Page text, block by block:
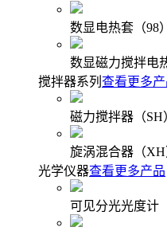
数显电热套（98
数显磁力搅拌电
搅拌器系列 查看更多产
磁力搅拌器（SH
旋涡混合器（XH
光学仪器查看更多产品
可见分光光度计